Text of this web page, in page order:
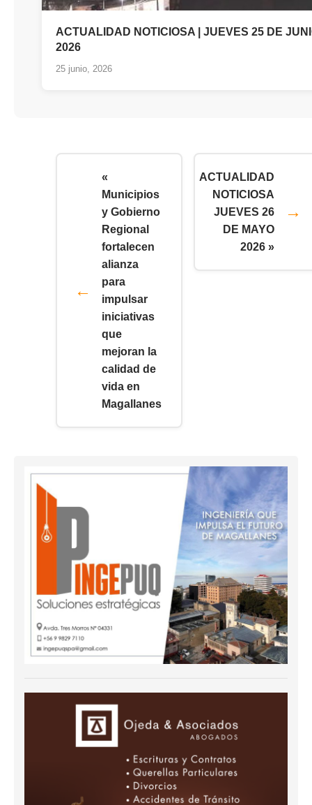
ACTUALIDAD NOTICIOSA | JUEVES 25 DE
2026
25 junio, 2026
«
Municipios
y Gobierno
Regional
fortalecen
alianza
para
impulsar
iniciativas
que
mejoran la
calidad de
vida en
Magallanes
ACTUALIDAD
NOTICIOSA
JUEVES 26
DE MAYO
2026 »